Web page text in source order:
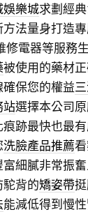
娛樂城求劃經
方法量身打造
修電器等服務
被使用的藥材
保您的權益
站選擇本公司
跡最快也最
洗臉產品推薦
細膩非常振
背的矯姿帶
能減低得到慢